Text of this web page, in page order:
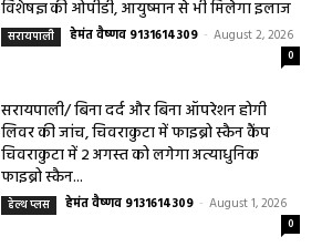
विशेषज्ञ की ओपीडी, आयुष्मान से भी मिलेगा इलाज
सरायपाली हेमंत वैष्णव 9131614309 - August 2, 2026
0
सरायपाली/ बिना दर्द और बिना ऑपरेशन होगी
लिवर की जांच, चिवराकुटा में फाइब्रो स्कैन कैंप
चिवराकुटा में 2 अगस्त को लगेगा अत्याधुनिक
फाइब्रो स्कैन...
हेल्थ प्लस हेमंत वैष्णव 9131614309 - August 1, 2026
0